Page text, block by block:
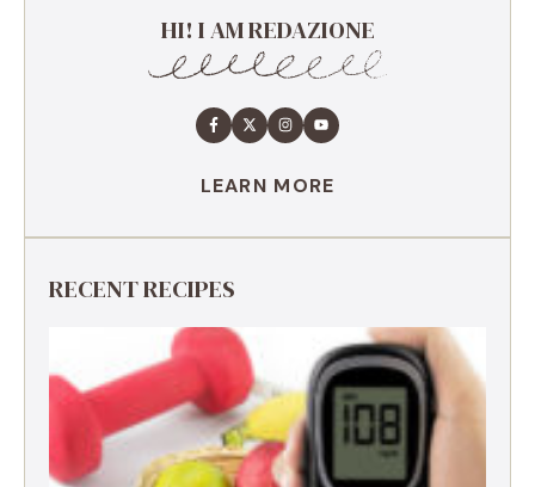
HI! I AM REDAZIONE
LEARN MORE
RECENT RECIPES